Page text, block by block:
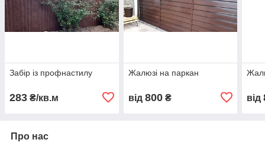
Забір із профнастилу
283 ₴/кв.м
Жалюзі на паркан
від 800₴ від
Про нас